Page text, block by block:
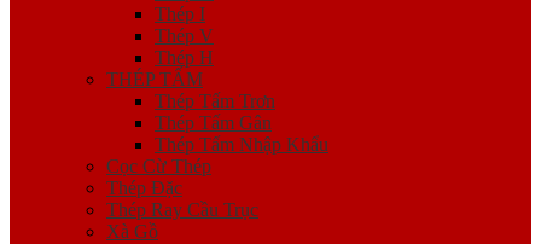
Thép I
Thép V
Thép H
THÉP TẤM
Thép Tấm Trơn
Thép Tấm Gân
Thép Tấm Nhập Khẩu
Cọc Cừ Thép
Thép Đặc
Thép Ray Cầu Trục
Xà Gồ